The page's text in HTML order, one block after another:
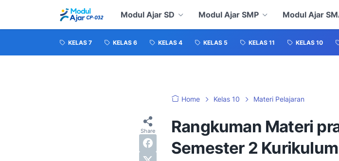
Modul Ajar SD Modul Ajar SMP Modul Ajar
KELAS 7 KELAS 6 KELAS 4 KELAS 5 KELAS 11 KELAS 10
Home Kelas 10 Materi Pelajaran
Rangkuman Materi
Semester 2